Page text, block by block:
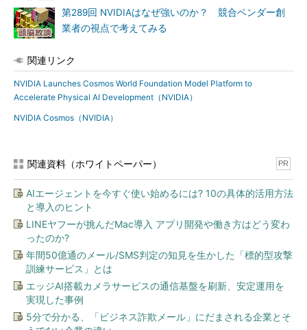
第289回 NVIDIAはなぜ強いのか？ 競合ベンダー創
業者の視点で考えてみる
関連リンク
NVIDIA Launches Cosmos World Foundation Model Platform to
Accelerate Physical AI Development（NVIDIA）
NVIDIA Cosmos（NVIDIA）
関連資料（ホワイトペーパー） PR
AIエージェントを今すぐ使い始めるには? 10の具体的活用方法
と導入のヒント
LINEヤフーが挑んだMac導入 アプリ開発や働き方はどう変わ
ったのか?
年間50億通のメール/SMS判定の知見を生かした「標的型攻撃
訓練サービス」とは
エッジAI搭載カメラサービスの通信基盤を刷新、安定運用を
実現した事例
5分で分かる、「ビジネス詐欺メール」にだまされる企業とそ